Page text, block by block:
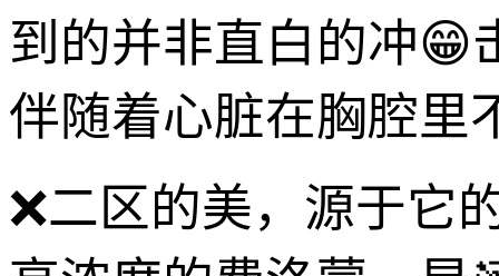
到的并非直白的冲😁
伴随着心脏在胸腔里
❌二区的美，源于它